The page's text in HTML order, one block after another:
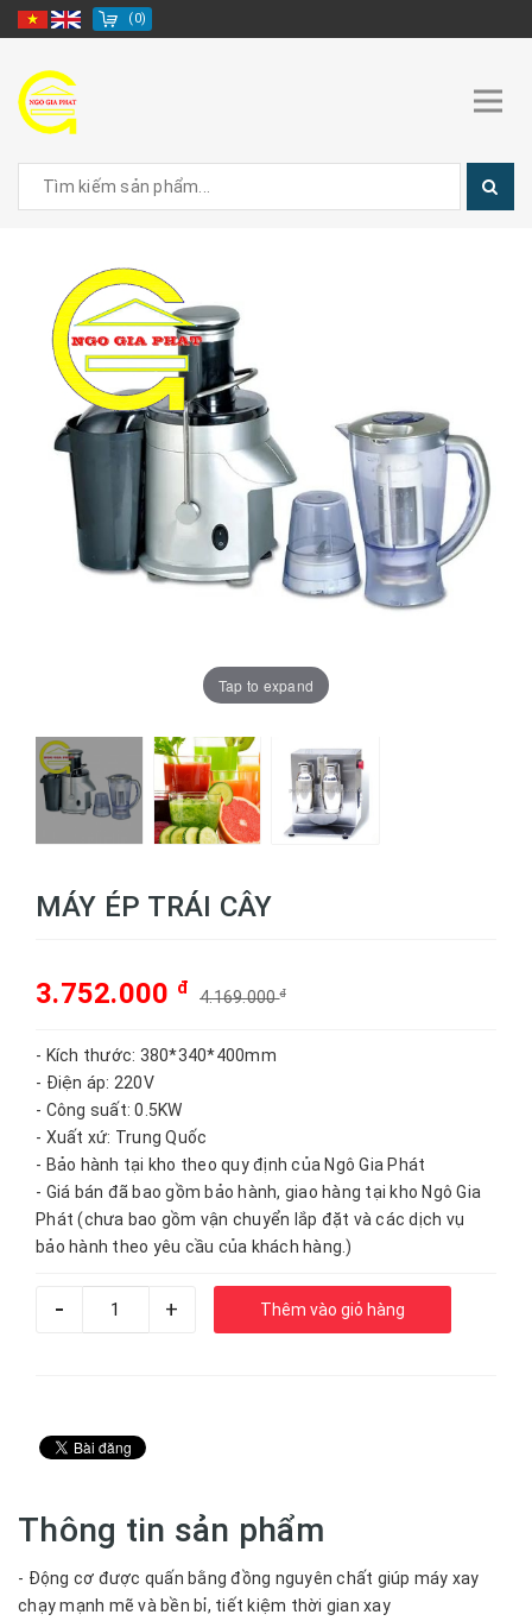
(0)
Tap to expand
MÁY ÉP TRÁI CÂY
3.752.000 đ 4.169.000đ
- Kích thước: 380*340*400mm
- Điện áp: 220V
- Công suất: 0.5KW
- Xuất xứ: Trung Quốc
- Bảo hành tại kho theo quy định của Ngô Gia Phát
- Giá bán đã bao gồm bảo hành, giao hàng tại kho Ngô Gia
Phát (chưa bao gồm vận chuyển lắp đặt và các dịch vụ
bảo hành theo yêu cầu của khách hàng.)
- + Thêm vào giỏ hàng
Thông tin sản phẩm
- Động cơ được quấn bằng đồng nguyên chất giúp máy xay
chạy mạnh mẽ và bền bỉ, tiết kiệm thời gian xay